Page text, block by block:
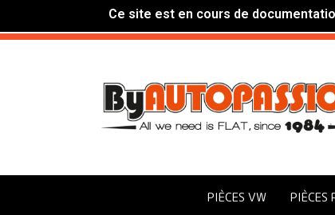
Ce site est en cours de
PIÈCES VW PIÈCES